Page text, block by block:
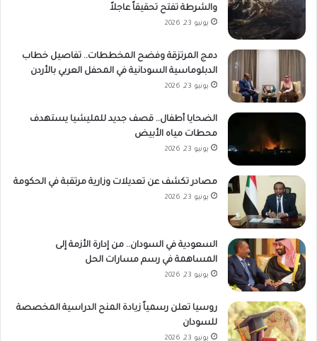
والشرطة تفتح تحقيقاً عاجلاً
يونيو 23, 2026
دمج المرتزقة وفضح المخططات.. تفاصيل خطاب
الدبلوماسية السودانية في المحفل العربي بالأردن
يونيو 23, 2026
الضحايا أطفال.. قصف جديد للمليشيا يستهدف
محطات مياه الأبيض
يونيو 23, 2026
مصادر تكشف عن تعديلات وزارية مرتقبة في الحكومة
يونيو 23, 2026
السعودية في السودان.. من إدارة الأزمة إلى
المساهمة في رسم مسارات الحل
يونيو 23, 2026
روسيا تعلن رسمياً زيادة المنح الدراسية المخصصة
للسودان
يونيو 23, 2026